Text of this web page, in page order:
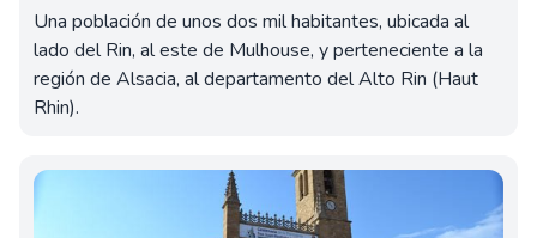
Una población de unos dos mil habitantes, ubicada al
lado del Rin, al este de Mulhouse, y perteneciente a la
región de Alsacia, al departamento del Alto Rin (Haut
Rhin).